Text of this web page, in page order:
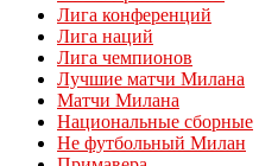
Лига конференций
Лига наций
Лига чемпионов
Лучшие матчи Милана
Матчи Милана
Национальные сборные
Не футбольный Милан